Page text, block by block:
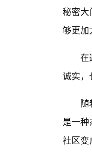
秘密
够更加
在
诚实，
随
是一
社区